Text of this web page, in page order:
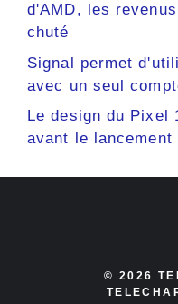
d'AMD, les
chuté
Signal permet
avec un seul
Le design du Pixel
avant le lancement
© 2026